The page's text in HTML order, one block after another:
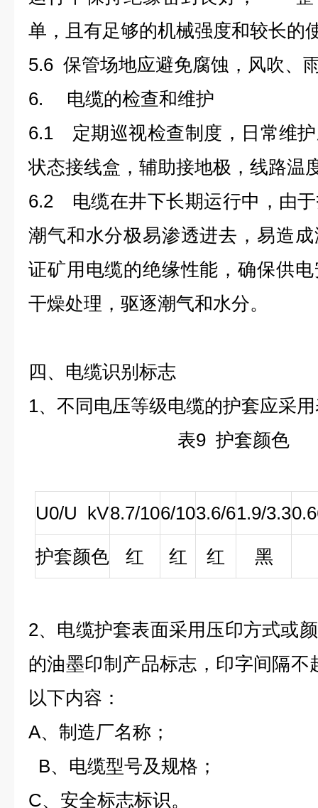
单，且有足够的机械强度和较长的
5.6 保管场地应避免腐蚀，风吹、
6. 电缆的检查和维护
6.1 定期巡视检查制度，日常维
状态接线盒，辅助接地极，线路温
6.2 电缆在井下长期运行中，由
潮气和水分极易渗透进去，易造
证矿用电缆的绝缘性能，确保供
干燥处理，驱逐潮气和水分。
四、电缆识别标志
1、不同电压等级电缆的护套应采
表9 护套颜色
U0/U kV8.7/106/103.6/61.9/3.3
护套颜色 红 红 红 黑
2、电缆护套表面采用压印方式或
的油墨印制产品标志，印字间隔不
以下内容：
A、制造厂名称；
B、电缆型号及规格；
C、安全标志标识。